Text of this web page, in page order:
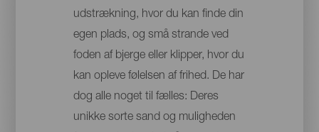
udstrækning, hvor du kan finde din
egen plads, og små strande ved
foden af bjerge eller klipper, hvor du
kan opleve følelsen af frihed. De har
dog alle noget til fælles: Deres
unikke sorte sand og muligheden